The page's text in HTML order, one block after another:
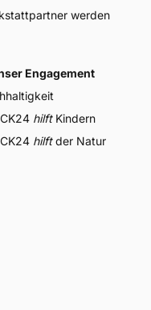
werden
Engagement
hilftKindern
hilftder Natur